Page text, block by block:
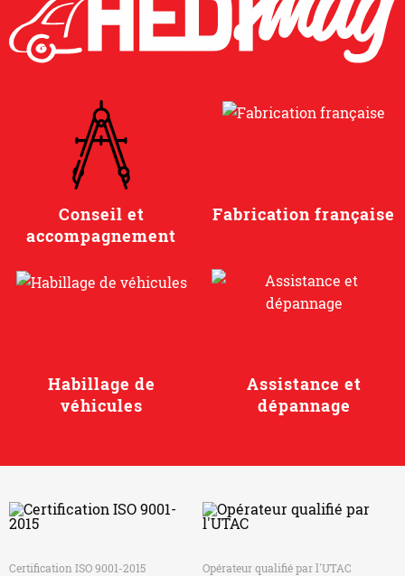
Conseil et
accompagnement
Fabrication française
Habillage de
véhicules
Assistance et
dépannage
Certification ISO 9001-2015 Opérateur qualifié par l'UTAC